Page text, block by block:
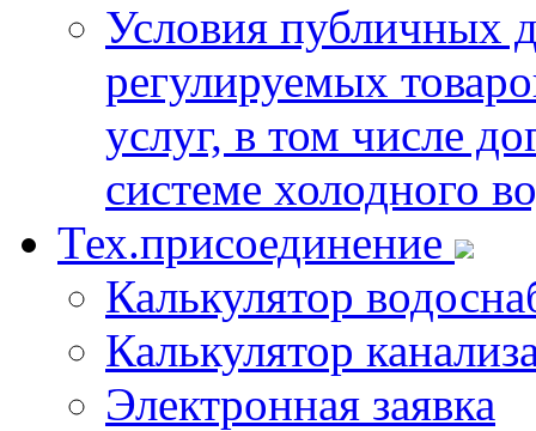
Условия публичных
регулируемых
услуг, в том числе
системе холодного
Тех.присоединение
Калькулятор
Калькулятор
Электронная заявка